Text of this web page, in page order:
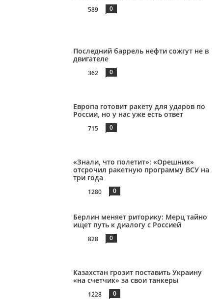
589 0
Последний баррель нефти сожгут не в
двигателе
362 0
Европа готовит ракету для ударов по
России, но у нас уже есть ответ
715 0
«Знали, что полетит»: «Орешник»
отсрочил ракетную программу ВСУ на
три года
1280 0
Берлин меняет риторику: Мерц тайно
ищет путь к диалогу с Россией
828 0
Казахстан грозит поставить Украину
«на счетчик» за свои танкеры
1228 0